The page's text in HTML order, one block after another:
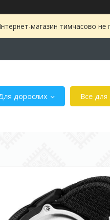
Інтернет-магазин тимчасово не
дорослих Все